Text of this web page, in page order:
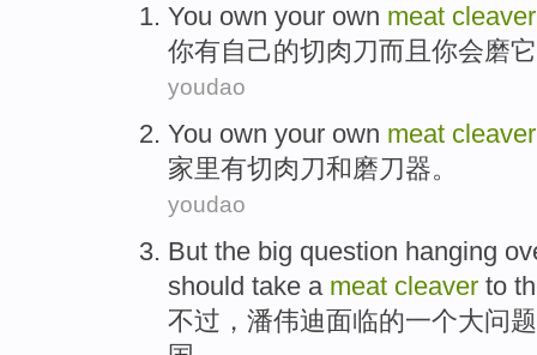
You own your own meat cleaver
你有自己的切 肉刀而且 你会磨
youdao
You own your own meat cleaver
家里有切肉刀和磨刀器。
youdao
But the big question hanging
should take a meat cleaver to
不过 ， 潘伟迪面临的一个大问题